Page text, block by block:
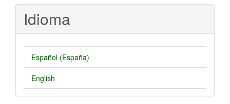
Idioma
Español (España)
English